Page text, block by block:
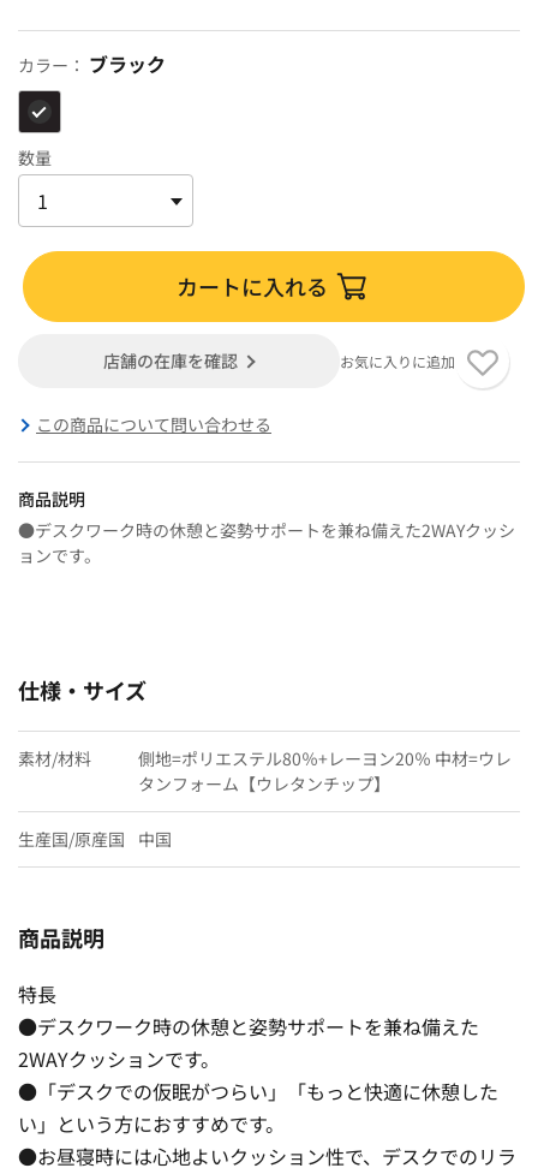
カラー： ブラック
数量
カートに入れる
店舗の在庫を確認 お気に入りに追加
この商品について問い合わせる
商品説明
●デスクワーク時の休憩と姿勢サポートを兼ね備えた2WAYクッシ
ョンです。
仕様・サイズ
素材/材料
側地=ポリエステル80％+レーヨン20％ 中材=ウレ
タンフォーム【ウレタンチップ】
生産国/原産国 中国
商品説明
特長
●デスクワーク時の休憩と姿勢サポートを兼ね備えた
2WAYクッションです。
●「デスクでの仮眠がつらい」「もっと快適に休憩した
い」という方におすすめです。
●お昼寝時には心地よいクッション性で、デスクでのリラ